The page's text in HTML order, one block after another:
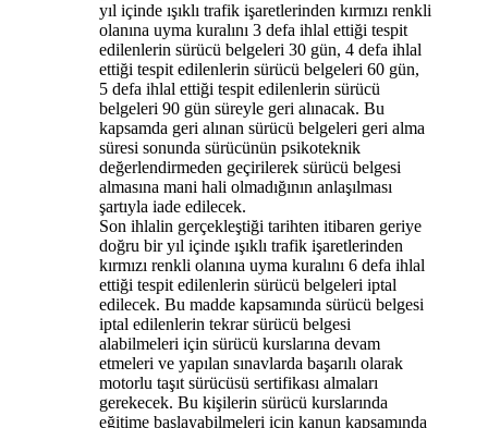
yıl içinde ışıklı trafik işaretlerinden kırmızı renkli
olanına uyma kuralını 3 defa ihlal ettiği tespit
edilenlerin sürücü belgeleri 30 gün, 4 defa ihlal
ettiği tespit edilenlerin sürücü belgeleri 60 gün,
5 defa ihlal ettiği tespit edilenlerin sürücü
belgeleri 90 gün süreyle geri alınacak. Bu
kapsamda geri alınan sürücü belgeleri geri alma
süresi sonunda sürücünün psikoteknik
değerlendirmeden geçirilerek sürücü belgesi
almasına mani hali olmadığının anlaşılması
şartıyla iade edilecek.
Son ihlalin gerçekleştiği tarihten itibaren geriye
doğru bir yıl içinde ışıklı trafik işaretlerinden
kırmızı renkli olanına uyma kuralını 6 defa ihlal
ettiği tespit edilenlerin sürücü belgeleri iptal
edilecek. Bu madde kapsamında sürücü belgesi
iptal edilenlerin tekrar sürücü belgesi
alabilmeleri için sürücü kurslarına devam
etmeleri ve yapılan sınavlarda başarılı olarak
motorlu taşıt sürücüsü sertifikası almaları
gerekecek. Bu kişilerin sürücü kurslarında
eğitime başlayabilmeleri için kanun kapsamında